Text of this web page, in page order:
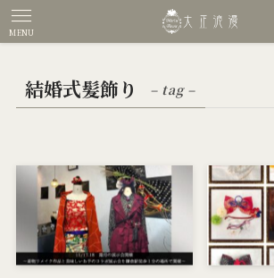
MENU
結婚式髪飾り – tag –